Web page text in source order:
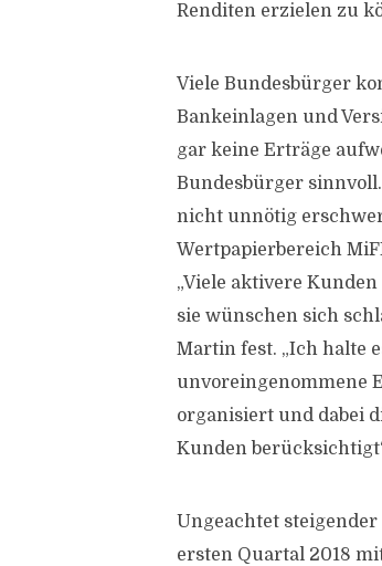
Renditen erzielen zu
Viele Bundesbürger
Bankeinlagen und
gar keine Erträge
Bundesbürger
nicht unnötig
Wertpapierbereich
„Viele aktivere
sie wünschen sich
Martin fest. „Ich halte
unvoreingenommene
organisiert und dabei
Kunden
Ungeachtet
ersten Quartal 2018